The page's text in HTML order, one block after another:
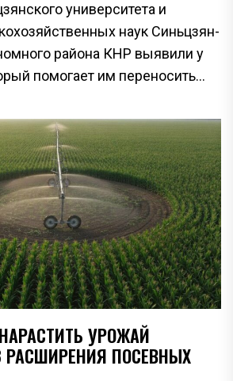
университета и
наук Синьцзян-
района КНР выявили у
помогает им переносить...
УРОЖАЙ
РАСШИРЕНИЯ ПОСЕВНЫХ